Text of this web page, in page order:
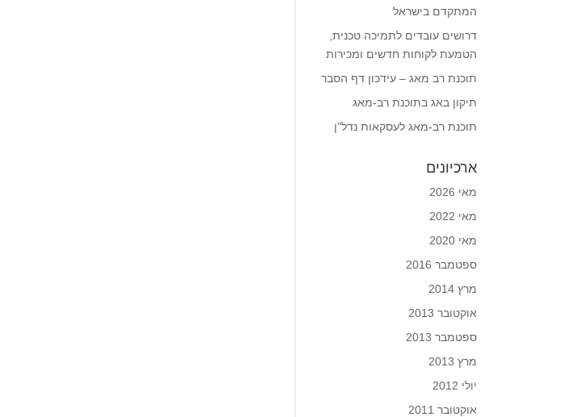
המתקדם בישראל
דרושים עובדים לתמיכה טכנית,
הטמעת לקוחות חדשים ומכירות
תוכנת רב מאג – עידכון דף הסבר
תיקון באג בתוכנת רב-מאג
תוכנת רב-מאג לעסקאות נדל"ן
ארכיונים
מאי 2026
מאי 2022
מאי 2020
ספטמבר 2016
מרץ 2014
אוקטובר 2013
ספטמבר 2013
מרץ 2013
יולי 2012
אוקטובר 2011